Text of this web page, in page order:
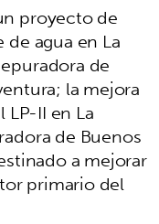
proyecto de
agua en La
de
la mejora
II en La
de Buenos
a mejorar
primario del